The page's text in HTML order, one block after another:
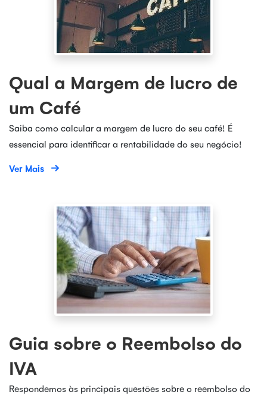
Qual a Margem de lucro de
um Café
Saiba como calcular a margem de lucro do seu café! É
essencial para identificar a rentabilidade do seu negócio!
Ver Mais
Guia sobre o Reembolso do
IVA
Respondemos às principais questões sobre o reembolso do